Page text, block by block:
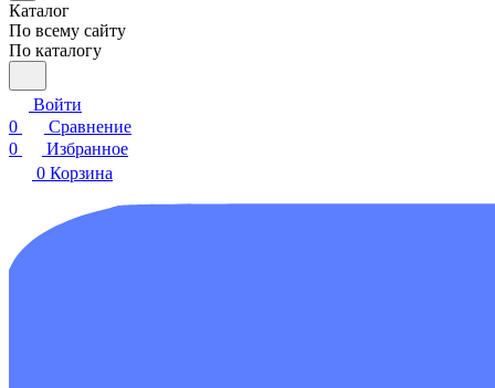
Каталог
По всему сайту
По каталогу
Войти
0
Сравнение
0
Избранное
0 Корзина